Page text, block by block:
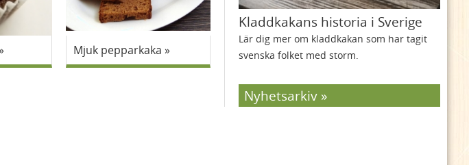
Mjuk pepparkaka
Kladdkakans historia i Sverige
Lär dig mer om kladdkakan som har tagit
svenska folket med storm.
Nyhetsarkiv